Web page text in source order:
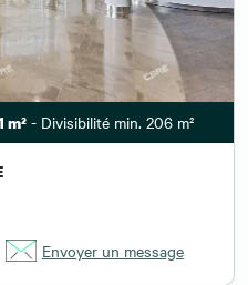
m²- Divisibilité min. 206 m²
Envoyer un message